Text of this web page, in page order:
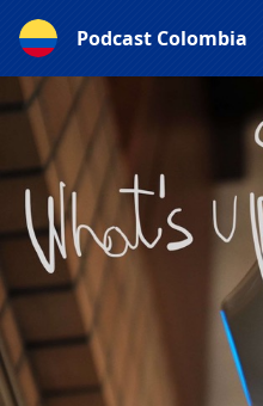
Podcast Colombia